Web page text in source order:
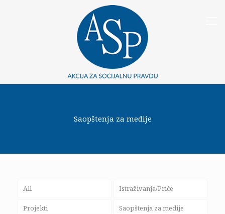
Saopštenja za medije
All Istraživanja/Priče
Projekti Saopštenja za medije